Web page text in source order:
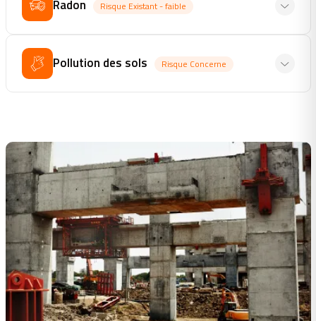
Radon Risque Existant - faible
Pollution des sols Risque Concerne